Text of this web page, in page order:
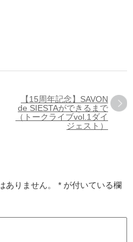
【15周年記念】SAVON
de SIESTAができるまで
（トークライブvol.1ダイ
ジェスト）
ありません。
* が付いている欄